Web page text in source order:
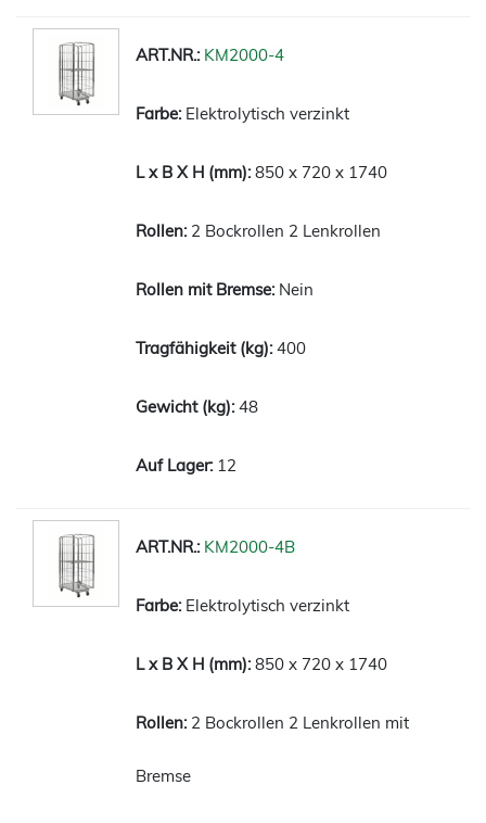
KM2000-4
Elektrolytisch verzinkt
850 x 720 x 1740
2 Bockrollen 2 Lenkrollen
Nein
400
48
12
KM2000-4B
Elektrolytisch verzinkt
850 x 720 x 1740
2 Bockrollen 2 Lenkrollen mit
Bremse